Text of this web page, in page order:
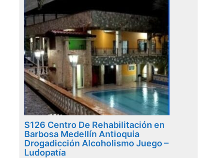
S126 Centro De Rehabilitación en
Barbosa Medellín Antioquia
Drogadicción Alcoholismo Juego –
Ludopatía